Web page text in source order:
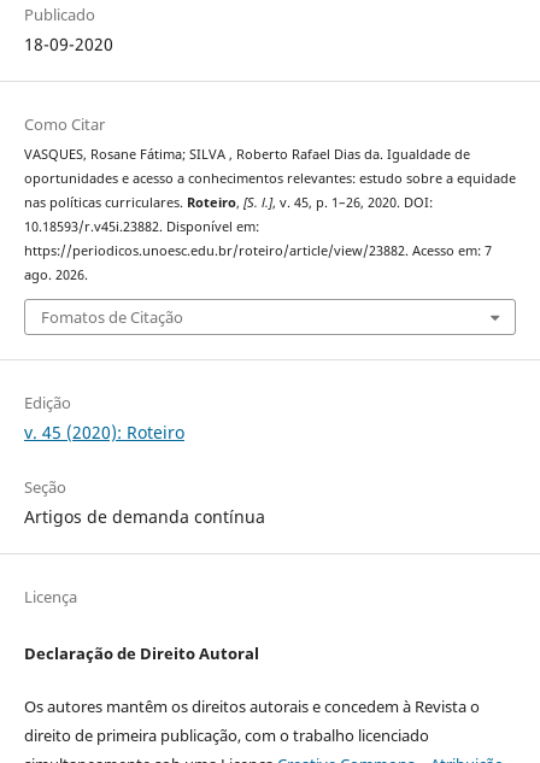
Publicado
18-09-2020
Como Citar
VASQUES, Rosane Fátima; SILVA , Roberto Rafael Dias da. Igualdade de
oportunidades e acesso a conhecimentos relevantes: estudo sobre a equidade
nas políticas curriculares. Roteiro, [S. l.], v. 45, p. 1–26, 2020. DOI:
10.18593/r.v45i.23882. Disponível em:
https://periodicos.unoesc.edu.br/roteiro/article/view/23882. Acesso em: 7
ago. 2026.
Fomatos de Citação
Edição
v. 45 (2020): Roteiro
Seção
Artigos de demanda contínua
Licença
Declaração de Direito Autoral
Os autores mantêm os direitos autorais e concedem à Revista o
direito de primeira publicação, com o trabalho licenciado